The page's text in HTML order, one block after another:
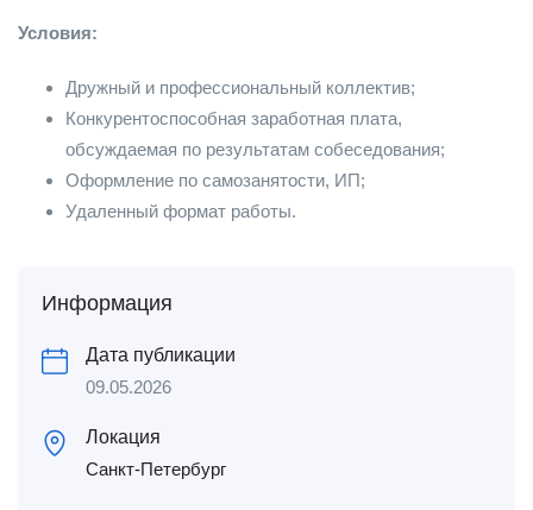
Условия:
Дружный и профессиональный коллектив;
Конкурентоспособная заработная плата,
обсуждаемая по результатам собеседования;
Оформление по самозанятости, ИП;
Удаленный формат работы.
Информация
Дата публикации
09.05.2026
Локация
Санкт-Петербург